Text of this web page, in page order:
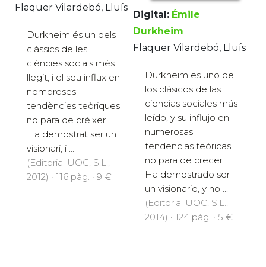
Flaquer Vilardebó, Lluís
Durkheim és un dels
clàssics de les
ciències socials més
llegit, i el seu influx en
nombroses
tendències teòriques
no para de créixer.
Ha demostrat ser un
visionari, i ...
(Editorial UOC, S.L.,
2012) · 116 pàg. · 9 €
Digital: Émile
Durkheim
Flaquer Vilardebó, Lluís
Durkheim es uno de
los clásicos de las
ciencias sociales más
leído, y su influjo en
numerosas
tendencias teóricas
no para de crecer.
Ha demostrado ser
un visionario, y no ...
(Editorial UOC, S.L.,
2014) · 124 pàg. · 5 €